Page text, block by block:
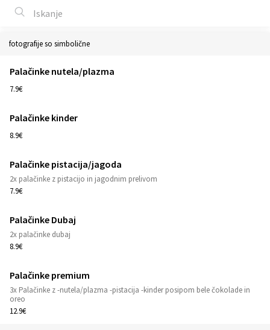
fotografije so simbolične
Palačinke nutela/plazma
7.9€
Palačinke kinder
8.9€
Palačinke pistacija/jagoda
2x palačinke z pistacijo in jagodnim prelivom
7.9€
Palačinke Dubaj
2x palačinke dubaj
8.9€
Palačinke premium
3x Palačinke z -nutela/plazma -pistacija -kinder posipom bele čokolade in
oreo
12.9€